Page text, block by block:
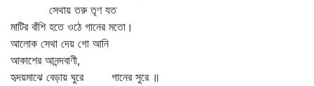
সেথায় তরু তৃণ যত
মাটির বাঁশি হতে ওঠে গানের মতো।
আলোক সেথা দেয় গো আনি
আকাশের আনন্দবাণী,
হৃদয়মাঝে বেড়ায় ঘুরে গানের সুরে ॥